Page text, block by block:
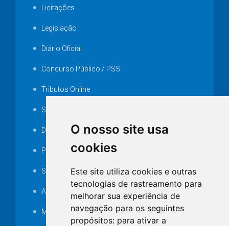
O nosso site usa
cookies
Este site utiliza cookies e outras
tecnologias de rastreamento para
melhorar sua experiência de
navegação para os seguintes
propósitos: para ativar a
Licitações
Legislação
Diário Oficial
Concurso Público / PSS
Tributos Online
Serviços ISS-E
Decretos
Portarias
SAMAE
Audiência pública
MANUTENÇÃO DE ILUMINAÇÃO PÚBLICA